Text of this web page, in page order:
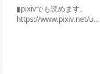
▮pixivでも読めます。
https://www.pixiv.net/u...